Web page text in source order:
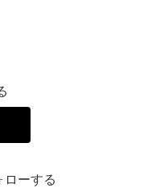
ローする